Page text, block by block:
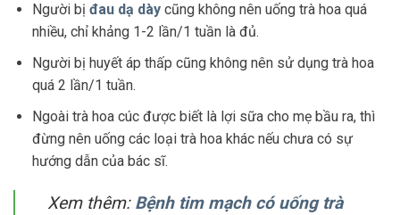
Người bị đau dạ dàycũng không nên uống trà hoa quá
nhiều, chỉ khảng 1-2 lần/1 tuần là đủ.
Người bị huyết áp thấp cũng không nên sử dụng trà hoa
quá 2 lần/1 tuần.
Ngoài trà hoa cúc được biết là lợi sữa cho mẹ bầu ra, thì
đừng nên uống các loại trà hoa khác nếu chưa có sự
hướng dẫn của bác sĩ.
Xem thêm: Bệnh tim mạch có uống trà